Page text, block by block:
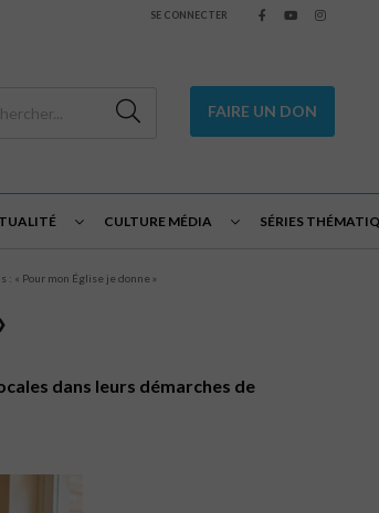
SE CONNECTER
FAIRE UN DON
CULTURE MÉDIA SÉRIES
: « Pour mon Église je donne »
dans leurs démarches de